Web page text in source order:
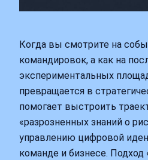
Когда вы смотрите на
командировок, а как на
экспериментальных
превращается в
помогает выстроить
«разрозненных знаний о
управлению цифровой
команде и бизнесе. Подход